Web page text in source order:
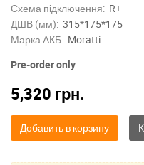
Схема підключення: R+
ДШВ (мм): 315*175*175
Марка АКБ: Moratti
Pre-order only
5,320 грн.
Добавить в корзину